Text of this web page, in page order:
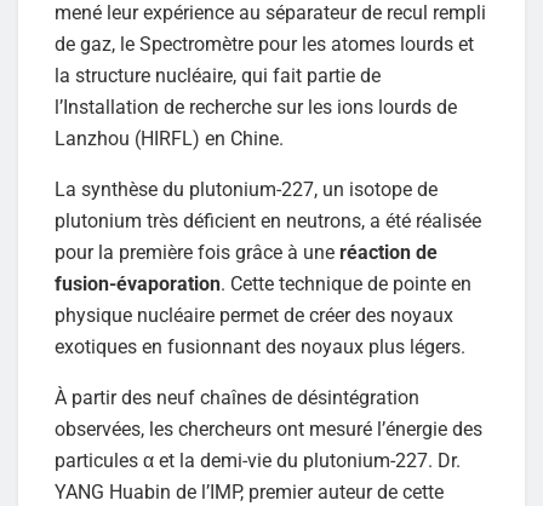
mené leur expérience au séparateur de recul rempli
de gaz, le Spectromètre pour les atomes lourds et
la structure nucléaire, qui fait partie de
l’Installation de recherche sur les ions lourds de
Lanzhou (HIRFL) en Chine.
La synthèse du plutonium-227, un isotope de
plutonium très déficient en neutrons, a été réalisée
pour la première fois grâce à une réaction de
fusion-évaporation. Cette technique de pointe en
physique nucléaire permet de créer des noyaux
exotiques en fusionnant des noyaux plus légers.
À partir des neuf chaînes de désintégration
observées, les chercheurs ont mesuré l’énergie des
particules α et la demi-vie du plutonium-227. Dr.
YANG Huabin de l’IMP, premier auteur de cette